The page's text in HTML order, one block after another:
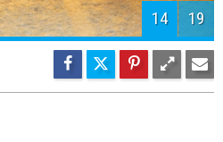
14 19